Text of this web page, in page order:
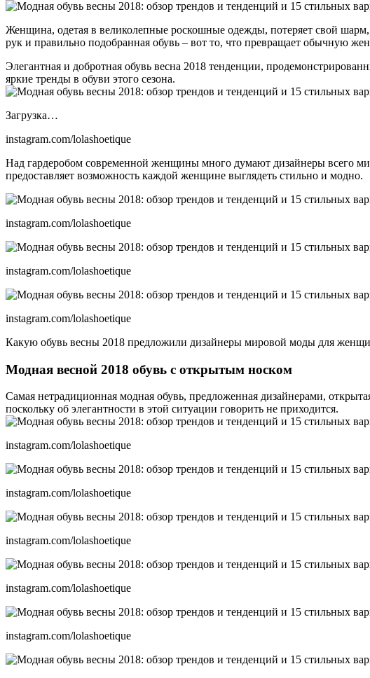
Женщина, одетая в великолепные роскошные одежды, потеряет свой
рук и правильно подобранная обувь – вот то, что превращает обычную
Элегантная и добротная обувь весна 2018 тенденции,
яркие тренды в обуви этого сезона.
Загрузка…
instagram.com/lolashoetique
Над гардеробом современной женщины много думают дизайнеры всего
предоставляет возможность каждой женщине выглядеть стильно и модно.
instagram.com/lolashoetique
instagram.com/lolashoetique
instagram.com/lolashoetique
Какую обувь весны 2018 предложили дизайнеры мировой моды для
Модная весной 2018 обувь с открытым носком
Самая нетрадиционная модная обувь, предложенная дизайнерами,
поскольку об элегантности в этой ситуации говорить не приходится.
instagram.com/lolashoetique
instagram.com/lolashoetique
instagram.com/lolashoetique
instagram.com/lolashoetique
instagram.com/lolashoetique